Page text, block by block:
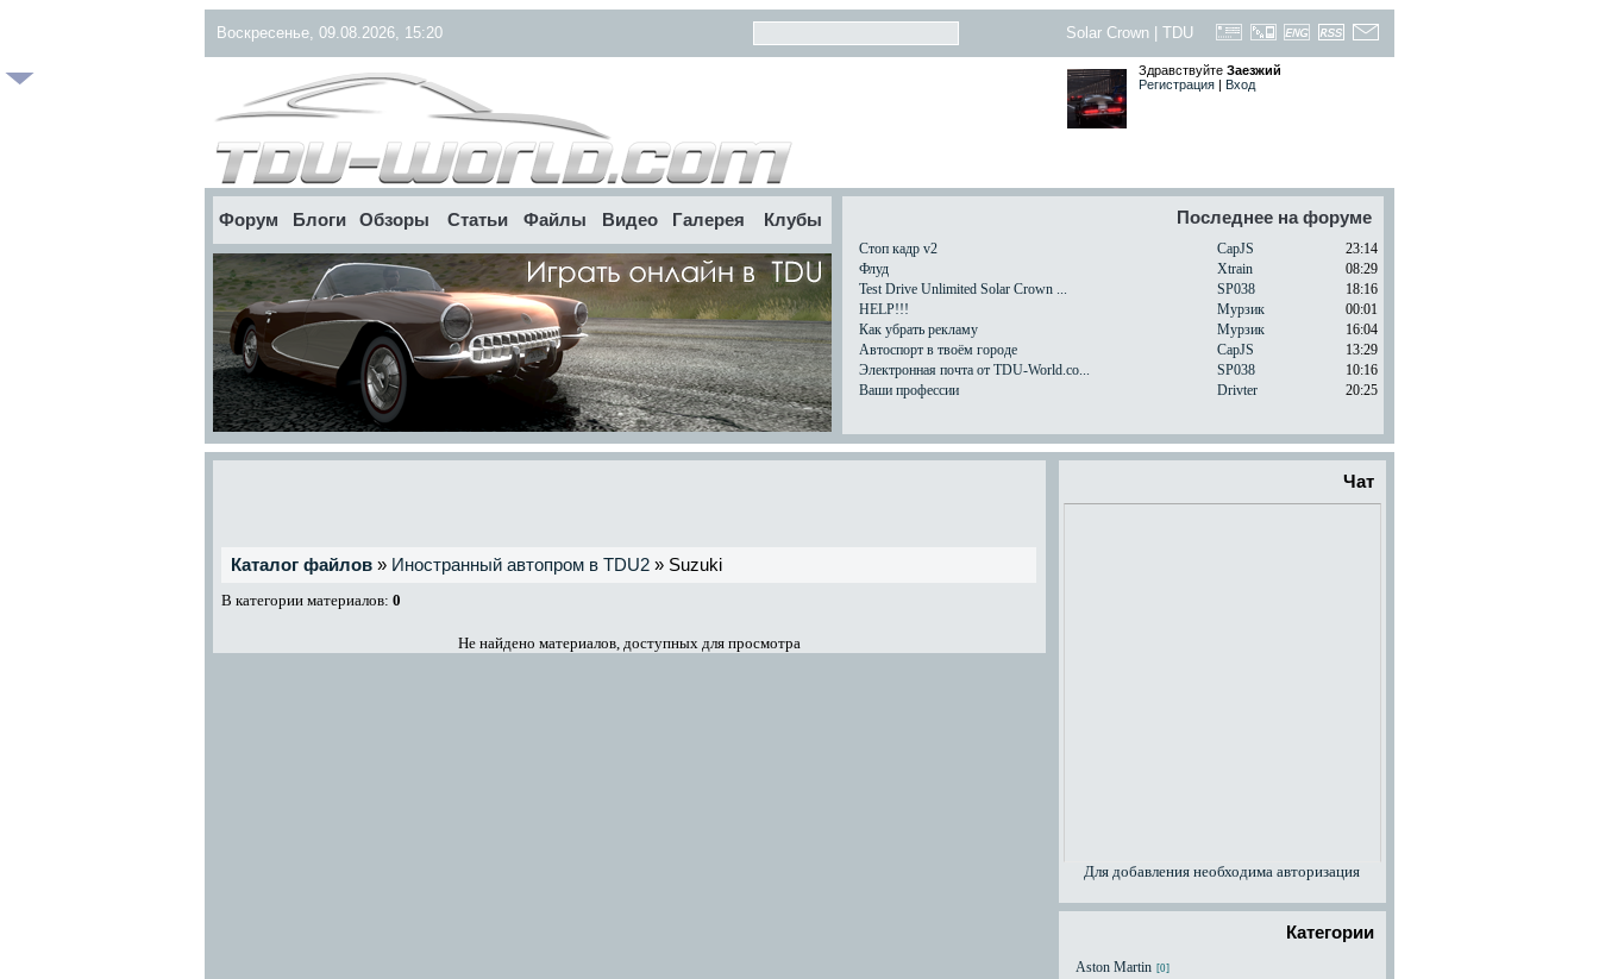
Воскресенье, 09.08.2026, 15:20 Solar Crown TDU
Здравствуйте Заезжий
Регистрация | Вход
Форум Блоги Обзоры Статьи Файлы Видео Галерея Клубы Последнее на форуме
Стоп кадр v2 CapJS
23:14
Флуд
Xtrain
08:29
Test Drive Unlimited Solar Crown ...
SP038
18:16
HELP!!!
Мурзик
00:01
Как убрать рекламу
Мурзик
16:04
Автоспорт в твоём городе
CapJS
13:29
Электронная почта от TDU-World.co...
SP038
10:16
Ваши профессии
Drivter 20:25
Каталог файлов » Иностранный автопром в TDU2 » Suzuki
В категории материалов: 0
Не найдено материалов, доступных для просмотра
Чат
Для добавления необходима авторизация
Категории
Aston Martin [0]